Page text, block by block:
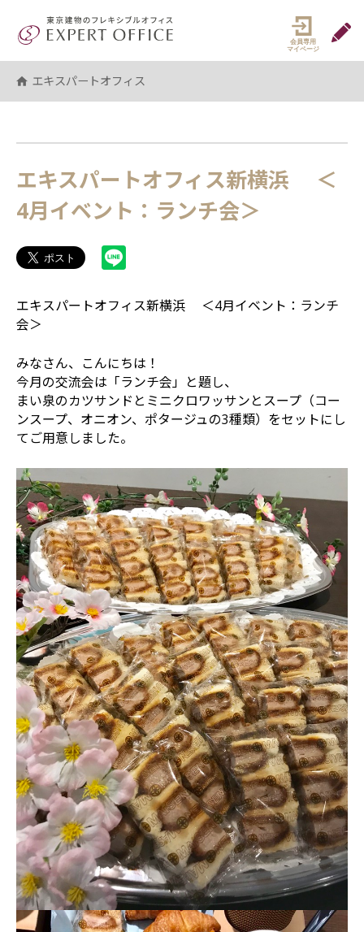
エキスパートオフィス（マイペ
エキスパートオフィス
エキスパートオフィス新横浜 ＜
4月イベント：ランチ会＞
エキスパートオフィス新横浜 ＜4月イベント：ランチ
会＞
みなさん、こんにちは！
今月の交流会は「ランチ会」と題し、
まい泉のカツサンドとミニクロワッサンとスープ（コー
ンスープ、オニオン、ポタージュの3種類）をセットにし
てご用意しました。